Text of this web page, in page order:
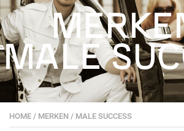
MALE
HOME / MERKEN / MALE SUCCESS